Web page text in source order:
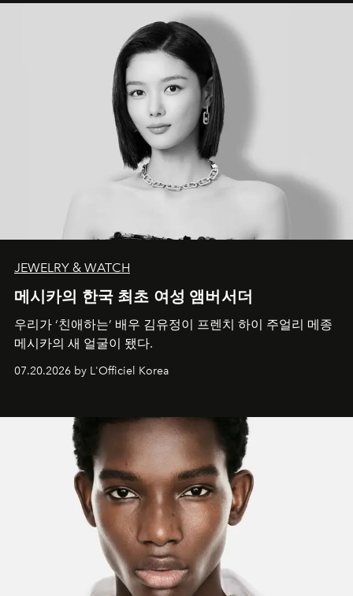
JEWELRY & WATCH
메시카의 한국 최초 여성 앰버서더
우리가 ‘친애하는’ 배우 김유정이 프렌치 하이 주얼리 메종
메시카의 새 얼굴이 됐다.
07.20.2026 by L'Officiel Korea